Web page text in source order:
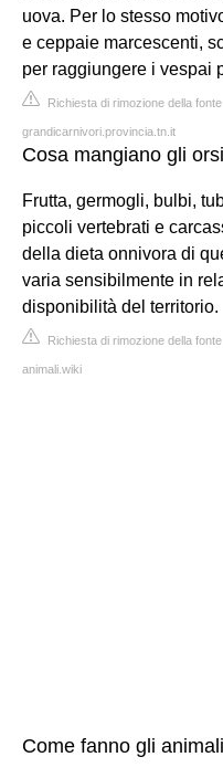
uova. Per lo stesso
e ceppaie marcescenti,
per raggiungere i vespai
Richiesta di rimozione della fonte
grandicarnivori.provincia.tn.it
Cosa mangiano gli
Frutta, germogli, bulbi,
piccoli vertebrati e
della dieta onnivora di
varia sensibilmente in
disponibilità del territorio.
Richiesta di rimozione della fonte
animali.wiki
Come fanno gli